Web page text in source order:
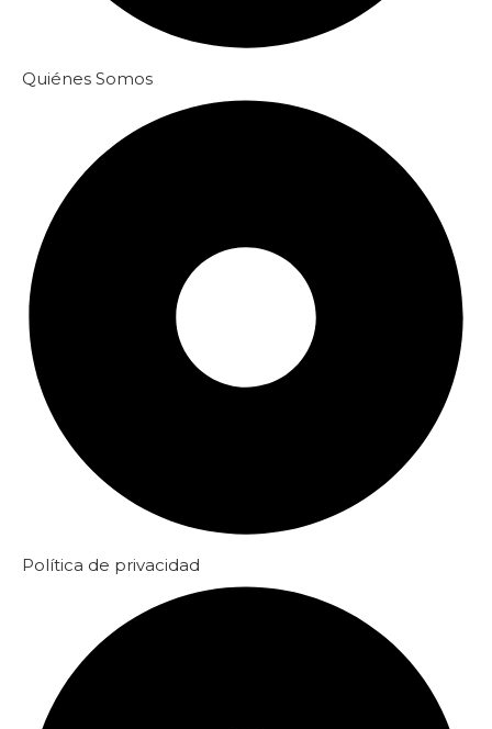
Quiénes Somos
Política de privacidad